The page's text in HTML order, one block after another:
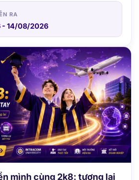
mình cùng 2k8: tương lai